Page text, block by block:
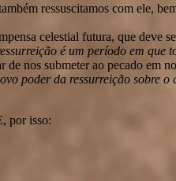
ressuscitamos com ele,
celestial futura, que deve
é um período em
de nos submeter ao pecado em
poder da ressurreição sobre
por isso: